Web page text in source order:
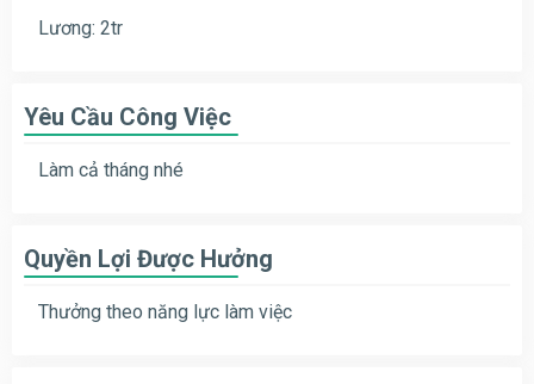
Lương: 2tr
Yêu Cầu Công Việc
Làm cả tháng nhé
Quyền Lợi Được Hưởng
Thưởng theo năng lực làm việc